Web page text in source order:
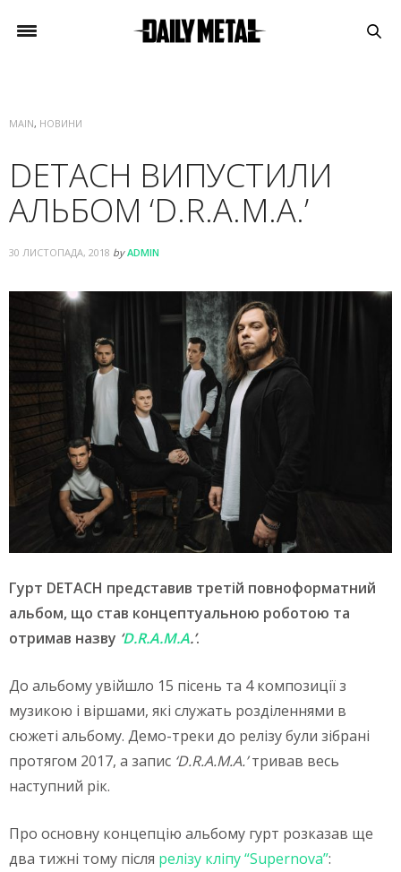
MAIN, НОВИНИ
DETACH ВИПУСТИЛИ
АЛЬБОМ ‘D.R.A.M.A.’
30 ЛИСТОПАДА, 2018 by ADMIN
Гурт DETACH представив третій повноформатний
альбом, що став концептуальною роботою та
отримав назву ‘D.R.A.M.A.’.
До альбому увійшло 15 пісень та 4 композиції з
музикою і віршами, які служать розділеннями в
сюжеті альбому. Демо-треки до релізу були зібрані
протягом 2017, а запис ‘D.R.A.M.A.’тривав весь
наступний рік.
Про основну концепцію альбому гурт розказав ще
два тижні тому після релізу кліпу “Supernova”: